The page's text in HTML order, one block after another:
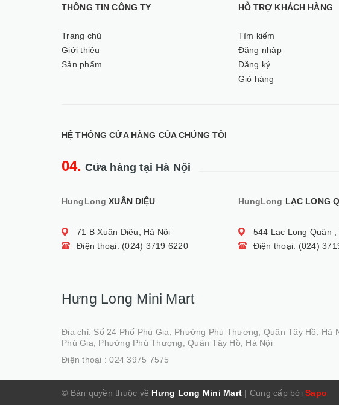
THÔNG TIN CÔNG TY
Trang chủ
Giới thiệu
Sản phẩm
HỖ TRỢ KHÁCH HÀNG
Tìm kiếm
Đăng nhập
Đăng ký
Giỏ hàng
HỆ THỐNG CỬA HÀNG CỦA CHÚNG TÔI
04. Cửa hàng tại Hà Nội
HungLong XUÂN DIỆU
71 B Xuân Diệu, Hà Nội
Điện thoại: (024) 3719 6220
HungLong LẠC LONG
544 Lạc Long Quân ,
Điện thoại: (024)
Hưng Long Mini Mart
Địa chỉ: Số 24 Phố Phú Gia, Phường Phú Thượng, Quân Tây Hồ, Hà
Phú Gia, Phường Phú Thượng, Quân Tây Hồ, Hà Nội
Điện thoại :024 3975 7575
© Bản quyền thuộc về Hưng Long Mini Mart | Cung cấp bởi Sapo